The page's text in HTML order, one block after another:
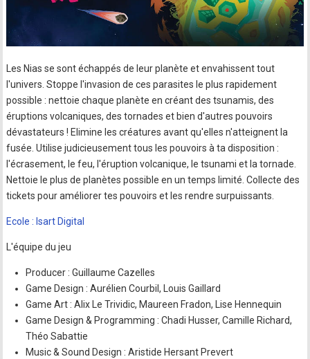
Les Nias se sont échappés de leur planète et envahissent tout
l'univers. Stoppe l'invasion de ces parasites le plus rapidement
possible : nettoie chaque planète en créant des tsunamis, des
éruptions volcaniques, des tornades et bien d'autres pouvoirs
dévastateurs ! Elimine les créatures avant qu'elles n'atteignent la
fusée. Utilise judicieusement tous les pouvoirs à ta disposition :
l'écrasement, le feu, l'éruption volcanique, le tsunami et la tornade.
Nettoie le plus de planètes possible en un temps limité. Collecte des
tickets pour améliorer tes pouvoirs et les rendre surpuissants.
Ecole : Isart Digital
L'équipe du jeu
Producer : Guillaume Cazelles
Game Design : Aurélien Courbil, Louis Gaillard
Game Art : Alix Le Trividic, Maureen Fradon, Lise Hennequin
Game Design & Programming : Chadi Husser, Camille Richard,
Théo Sabattie
Music & Sound Design : Aristide Hersant Prevert